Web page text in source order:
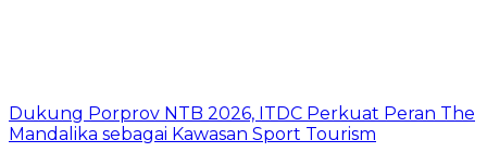
Dukung Porprov NTB 2026, ITDC Perkuat Peran The
Mandalika sebagai Kawasan Sport Tourism